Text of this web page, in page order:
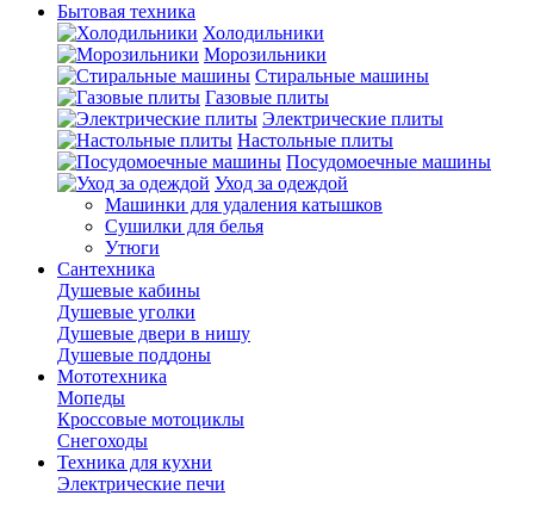
Бытовая техника
Холодильники
Морозильники
Стиральные машины
Газовые плиты
Электрические плиты
Настольные плиты
Посудомоечные машины
Уход за одеждой
Машинки для удаления катышков
Сушилки для белья
Утюги
Сантехника
Душевые кабины
Душевые уголки
Душевые двери в нишу
Душевые поддоны
Мототехника
Мопеды
Кроссовые мотоциклы
Снегоходы
Техника для кухни
Электрические печи